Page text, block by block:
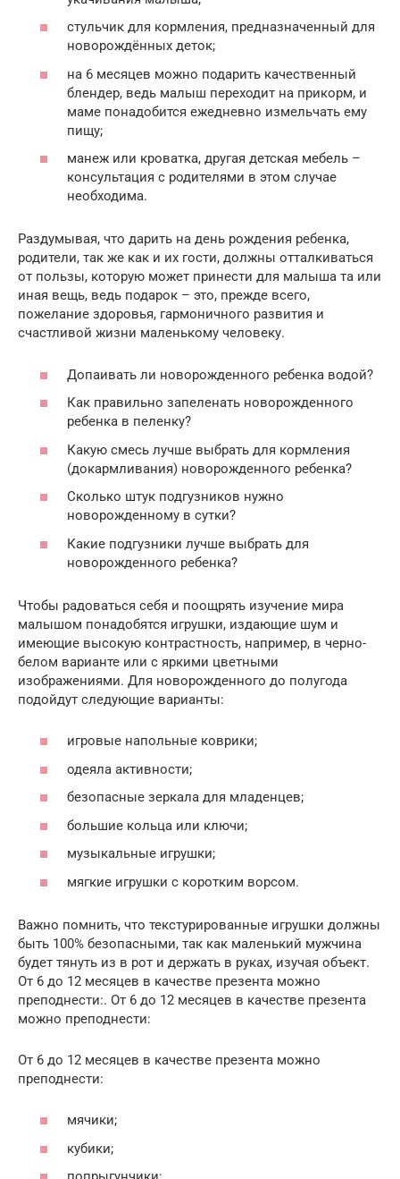
стульчик для кормления, предназначенный для
новорождённых деток;
на 6 месяцев можно подарить качественный
блендер, ведь малыш переходит на прикорм, и
маме понадобится ежедневно измельчать ему
пищу;
манеж или кроватка, другая детская мебель –
консультация с родителями в этом случае
необходима.
Раздумывая, что дарить на день рождения ребенка,
родители, так же как и их гости, должны отталкиваться
от пользы, которую может принести для малыша та или
иная вещь, ведь подарок – это, прежде всего,
пожелание здоровья, гармоничного развития и
счастливой жизни маленькому человеку.
Допаивать ли новорожденного ребенка водой?
Как правильно запеленать новорожденного
ребенка в пеленку?
Какую смесь лучше выбрать для кормления
(докармливания) новорожденного ребенка?
Сколько штук подгузников нужно
новорожденному в сутки?
Какие подгузники лучше выбрать для
новорожденного ребенка?
Чтобы радоваться себя и поощрять изучение мира
малышом понадобятся игрушки, издающие шум и
имеющие высокую контрастность, например, в черно-
белом варианте или с яркими цветными
изображениями. Для новорожденного до полугода
подойдут следующие варианты:
игровые напольные коврики;
одеяла активности;
безопасные зеркала для младенцев;
большие кольца или ключи;
музыкальные игрушки;
мягкие игрушки с коротким ворсом.
Важно помнить, что текстурированные игрушки должны
быть 100% безопасными, так как маленький мужчина
будет тянуть из в рот и держать в руках, изучая объект.
От 6 до 12 месяцев в качестве презента можно
преподнести:. От 6 до 12 месяцев в качестве презента
можно преподнести:
От 6 до 12 месяцев в качестве презента можно
преподнести:
мячики;
кубики;